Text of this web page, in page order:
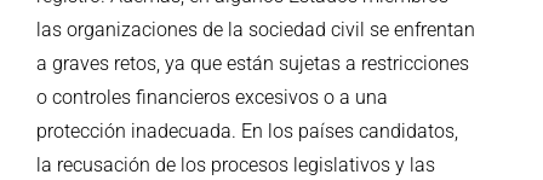
las organizaciones de la sociedad civil se enfrentan
a graves retos, ya que están sujetas a restricciones
o controles financieros excesivos o a una
protección inadecuada. En los países candidatos,
la recusación de los procesos legislativos y las